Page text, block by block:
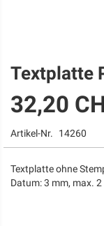
Zum
Anfang
der
Bildgalerie
Textplatte
32,20
Artikel-Nr. 14260
Textplatte ohne
Datum: 3 mm, max. 2